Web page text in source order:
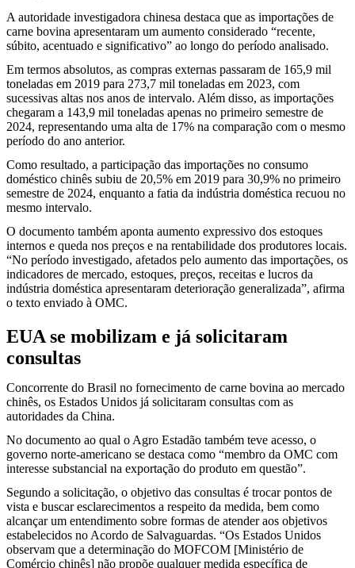
A autoridade investigadora chinesa destaca que as importações de
carne bovina apresentaram um aumento considerado “recente,
súbito, acentuado e significativo” ao longo do período analisado.
Em termos absolutos, as compras externas passaram de 165,9 mil
toneladas em 2019 para 273,7 mil toneladas em 2023, com
sucessivas altas nos anos de intervalo. Além disso, as importações
chegaram a 143,9 mil toneladas apenas no primeiro semestre de
2024, representando uma alta de 17% na comparação com o mesmo
período do ano anterior.
Como resultado, a participação das importações no consumo
doméstico chinês subiu de 20,5% em 2019 para 30,9% no primeiro
semestre de 2024, enquanto a fatia da indústria doméstica recuou no
mesmo intervalo.
O documento também aponta aumento expressivo dos estoques
internos e queda nos preços e na rentabilidade dos produtores locais.
“No período investigado, afetados pelo aumento das importações, os
indicadores de mercado, estoques, preços, receitas e lucros da
indústria doméstica apresentaram deterioração generalizada”, afirma
o texto enviado à OMC.
EUA se mobilizam e já solicitaram
consultas
Concorrente do Brasil no fornecimento de carne bovina ao mercado
chinês, os Estados Unidos já solicitaram consultas com as
autoridades da China.
No documento ao qual o Agro Estadão também teve acesso, o
governo norte-americano se destaca como “membro da OMC com
interesse substancial na exportação do produto em questão”.
Segundo a solicitação, o objetivo das consultas é trocar pontos de
vista e buscar esclarecimentos a respeito da medida, bem como
alcançar um entendimento sobre formas de atender aos objetivos
estabelecidos no Acordo de Salvaguardas. “Os Estados Unidos
observam que a determinação do MOFCOM [Ministério de
Comércio chinês] não propõe qualquer medida específica de